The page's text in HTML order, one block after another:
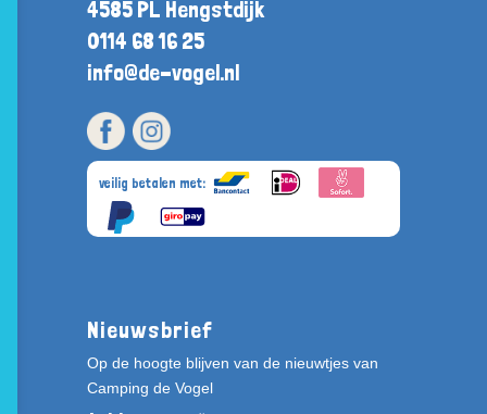
4585 PL Hengstdijk
0114 68 16 25
info@de-vogel.nl
veilig betalen met:
Nieuwsbrief
Op de hoogte blijven van de nieuwtjes van
Camping de Vogel